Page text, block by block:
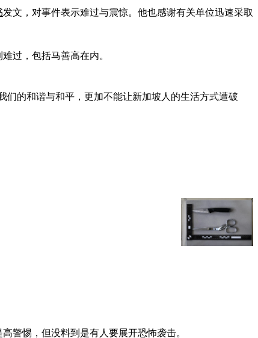
发文，对事件表示难过与震惊。他也感谢有关单位迅速采取
过，包括马善高在内。
们的和谐与和平，更加不能让新加坡人的生活方式遭破
警惕，但没料到是有人要展开恐怖袭击。